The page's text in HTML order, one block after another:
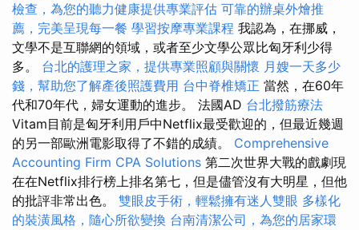
檢查，為您的聽力健康提供專業評估 可靠的辦桌外燴推
薦，完美呈現每一餐 學習按摩專業課程 我認為，在挪威，
文學不是互聯網的領域，或者至少文學公眾比匈牙利少得
多。 台北的護理之家，提供專業照顧與關懷 月嫂一天多少
錢，幫助您了解產後照護費用 台中脊椎矯正 當然，在60年
代和70年代，婦女運動的進步。 法國AD 台北撥筋療法
Vitam目前是匈牙利用戶中Netflix最受歡迎的，但最近幾週
的另一部歐洲電影取得了不錯的成績。 Comprehensive
Accounting Firm CPA Solutions 第二次世界大戰的戲劇現
在在Netflix排行榜上排名第七，但是儘管沒有大明星，但他
的批評非常出色。 雙眼皮手術，輕鬆擁有迷人雙眼 多樣化
的裝潢風格，隨心所欲變換 台南清潔公司，為您的居家環